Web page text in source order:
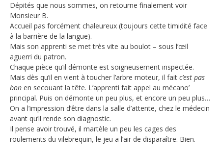
Dépités que nous sommes, on retourne finalement voir
Monsieur B.
Accueil pas forcément chaleureux (toujours cette timidité face
à la barrière de la langue).
Mais son apprenti se met très vite au boulot – sous l’œil
aguerri du patron.
Chaque pièce qu’il démonte est soigneusement inspectée.
Mais dès qu’il en vient à toucher l’arbre moteur, il fait c’est pas
bon en secouant la tête. L’apprenti fait appel au mécano’
principal. Puis on démonte un peu plus, et encore un peu plus…
On a l’impression d’être dans la salle d’attente, chez le médecin
avant qu’il rende son diagnostic.
Il pense avoir trouvé, il martèle un peu les cages des
roulements du vilebrequin, le jeu a l’air de disparaître. Bien.